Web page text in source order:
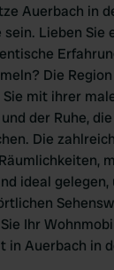
Auerbach in
Lieben Sie
Die
mit ihrer
der Ruhe,
Die
ideal
Ihr
in Auerbach in